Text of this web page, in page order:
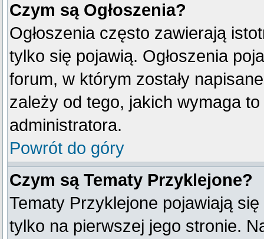
Czym są Ogłoszenia?
Ogłoszenia często zawierają
tylko się pojawią. Ogłoszenia
forum, w którym zostały
zależy od tego, jakich wymaga
administratora.
Powrót do góry
Czym są Tematy Przyklejone?
Tematy Przyklejone pojawiają
tylko na pierwszej jego stronie.